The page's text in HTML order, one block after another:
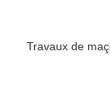
Travaux de